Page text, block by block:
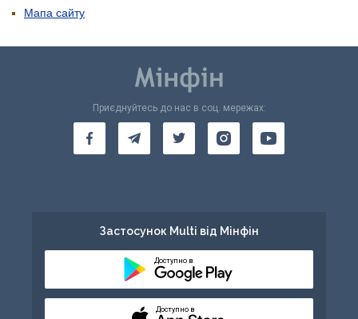
Мапа сайту
Приєднуйтесь до нас в соц. мережах:
Застосунок Multi від Мінфін
Доступно в
Доступно в